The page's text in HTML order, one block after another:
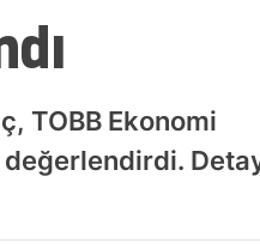
Aydın
Bilecik
TOBB Ekonomi
değerlendirdi.